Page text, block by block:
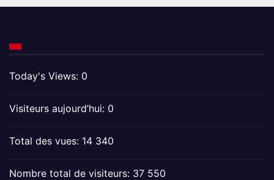
Today's Views: 0
Visiteurs aujourd’hui: 0
Total des vues: 14 340
Nombre total de visiteurs: 37 550